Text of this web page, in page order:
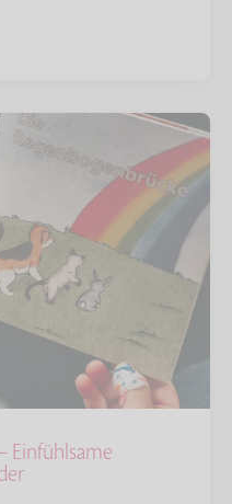
Einfühlsame